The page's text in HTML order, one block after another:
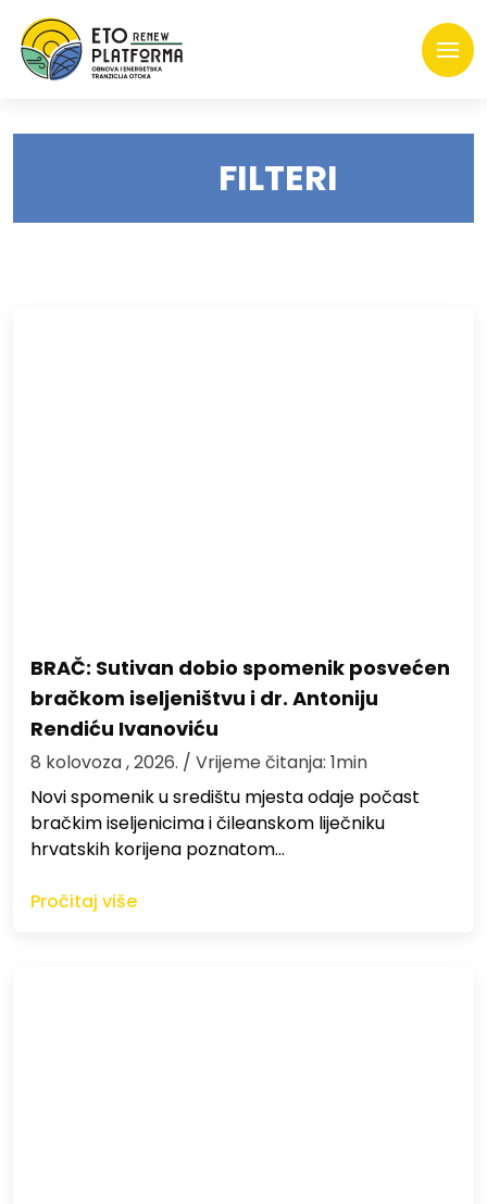
FILTERI
BRAČ: Sutivan dobio spomenik posvećen
bračkom iseljeništvu i dr. Antoniju
Rendiću Ivanoviću
8 kolovoza , 2026. / Vrijeme čitanja: 1min
Novi spomenik u središtu mjesta odaje počast
bračkim iseljenicima i čileanskom liječniku
hrvatskih korijena poznatom…
Pročitaj više